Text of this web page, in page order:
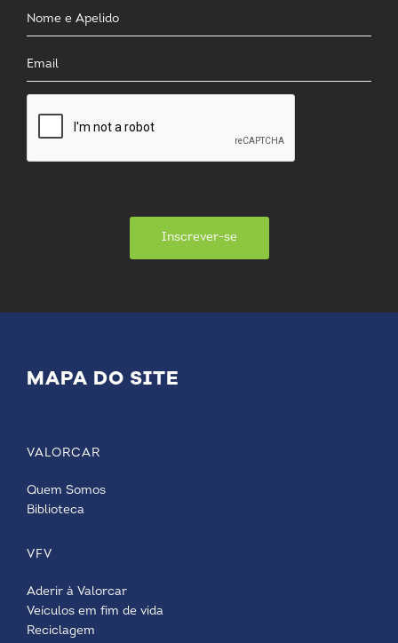
Inscrever-se
MAPA DO SITE
VALORCAR
Quem Somos
Biblioteca
VFV
Aderir à Valorcar
Veículos em fim de vida
Reciclagem